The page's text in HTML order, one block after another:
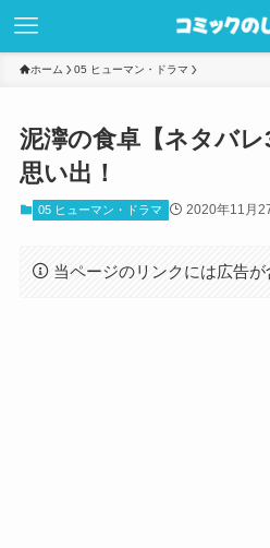
ホーム 05 ヒューマン・ドラマ
泥濘の食卓【ネタバ
思い出！
05 ヒューマン・ドラマ 2020年11月
当ページのリンクには広告が